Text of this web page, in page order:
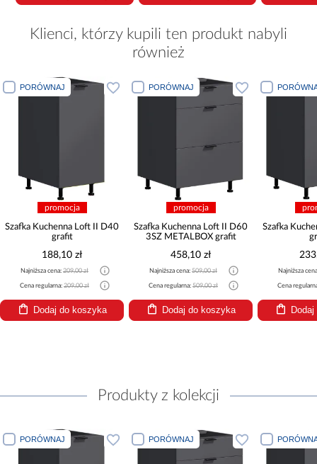
Klienci, którzy kupili ten produkt nabyli
również
PORÓWNAJ
promocja
Szafka Kuchenna Loft II D40
grafit
188,10 zł
Najniższa cena: 209,00 zł
Cena regularna: 209,00 zł
Dodaj do koszyka
PORÓWNAJ
promocja
Szafka Kuchenna Loft II D60
3SZ METALBOX grafit
458,10 zł
Najniższa cena: 509,00 zł
Cena regularna: 509,00 zł
Dodaj do koszyka
Szafka
Najniższa
Cena
Produkty z kolekcji
PORÓWNAJ PORÓWNAJ